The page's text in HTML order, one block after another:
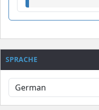
SPRACHE